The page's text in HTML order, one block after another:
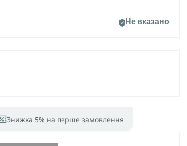
Не вказано
Знижка 5% на перше замовлення